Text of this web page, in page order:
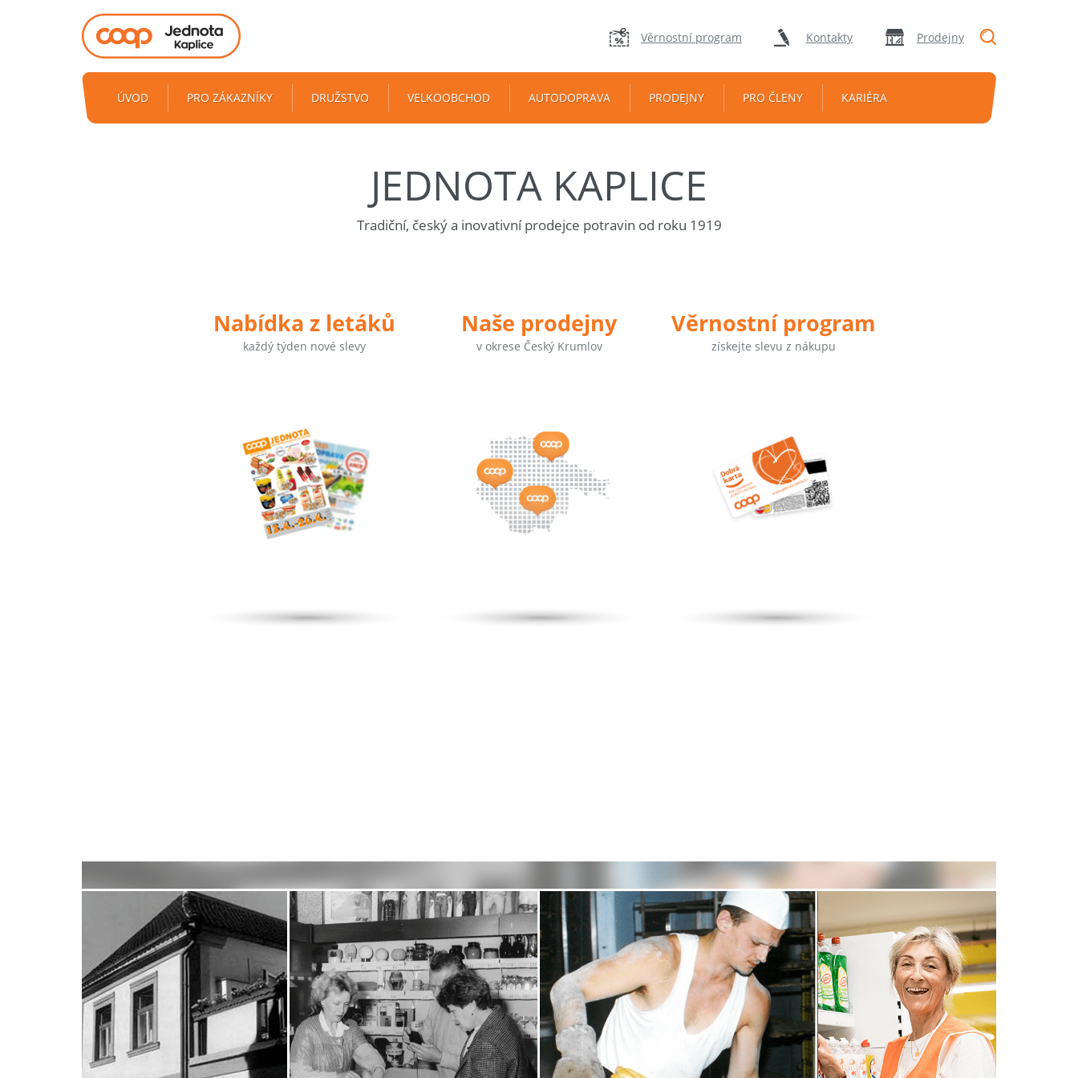
Věrnostní program Kontakty Prodejny
ÚVOD PRO ZÁKAZNÍKY DRUŽSTVO VELKOOBCHOD AUTODOPRAVA PRODEJNY PRO ČLENY KARIÉRA
JEDNOTA KAPLICE
Tradiční, český a inovativní prodejce potravin od roku 1919
Nabídka z letáků
každý týden nové slevy
Naše prodejny
v okrese Český Krumlov
Věrnostní program
získejte slevu z nákupu